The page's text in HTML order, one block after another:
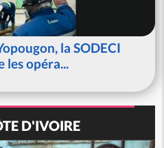
la SODECI
les opéra...
D'IVOIRE